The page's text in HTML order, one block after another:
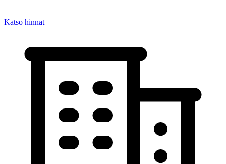
Katso hinnat